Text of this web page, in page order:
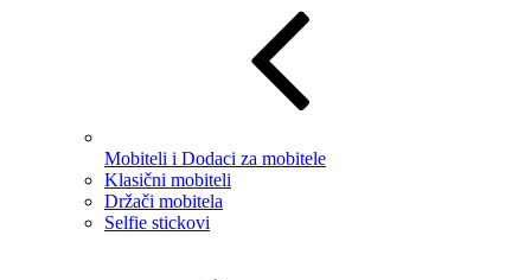
Mobiteli i Dodaci za mobitele
Klasični mobiteli
Držači mobitela
Selfie stickovi